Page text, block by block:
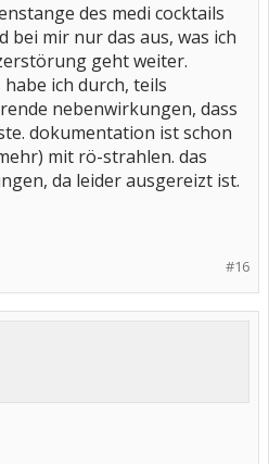
des medi cocktails
mir nur das aus, was ich
geht weiter.
ich durch, teils
nebenwirkungen, dass
dokumentation ist schon
mit rö-strahlen. das
da leider ausgereizt ist.
#16